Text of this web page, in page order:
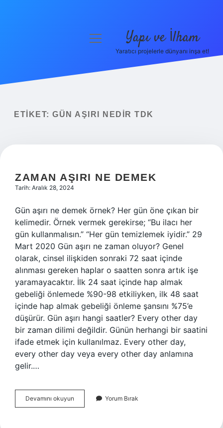
Yasal Uyarı
menüyü
Yapı ve İlham
Yaratıcı projelerle dünyanı inşa et!
ETIKET: GÜN AŞIRI NEDIR TDK
ZAMAN AŞIRI NE DEMEK
Tarih: Aralık 28, 2024
Gün aşırı ne demek örnek? Her gün öne çıkan bir
kelimedir. Örnek vermek gerekirse; “Bu ilacı her
gün kullanmalısın.” “Her gün temizlemek iyidir.” 29
Mart 2020 Gün aşırı ne zaman oluyor? Genel
olarak, cinsel ilişkiden sonraki 72 saat içinde
alınması gereken haplar o saatten sonra artık işe
yaramayacaktır. İlk 24 saat içinde hap almak
gebeliği önlemede %90-98 etkiliyken, ilk 48 saat
içinde hap almak gebeliği önleme şansını %75’e
düşürür. Gün aşırı hangi saatler? Every other day
bir zaman dilimi değildir. Günün herhangi bir saatini
ifade etmek için kullanılmaz. Every other day,
every other day veya every other day anlamına
gelir.…
Devamını okuyun
Aşırı
Yorum Bırak